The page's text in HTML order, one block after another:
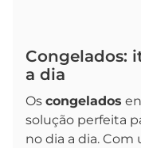
Congelados:
a dia
Os congelados
solução perfeita
no dia a dia. Com